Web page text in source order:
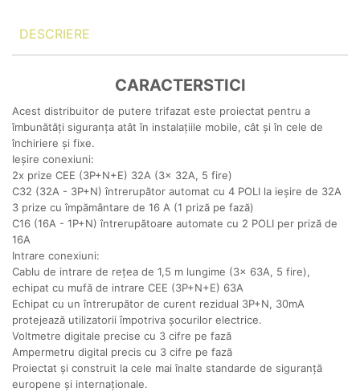
DESCRIERE
CARACTERSTICI
Acest distribuitor de putere trifazat este proiectat pentru a
îmbunătăți siguranța atât în ​​instalațiile mobile, cât și în cele de
închiriere și fixe.
Ieșire conexiuni:
2x prize CEE (3P+N+E) 32A (3x 32A, 5 fire)
C32 (32A - 3P+N) întrerupător automat cu 4 POLI la ieșire de 32A
3 prize cu împământare de 16 A (1 priză pe fază)
C16 (16A - 1P+N) întrerupătoare automate cu 2 POLI per priză de
16A
Intrare conexiuni:
Cablu de intrare de rețea de 1,5 m lungime (3x 63A, 5 fire),
echipat cu mufă de intrare CEE (3P+N+E) 63A
Echipat cu un întrerupător de curent rezidual 3P+N, 30mA
protejează utilizatorii împotriva șocurilor electrice.
Voltmetre digitale precise cu 3 cifre pe fază
Ampermetru digital precis cu 3 cifre pe fază
Proiectat și construit la cele mai înalte standarde de siguranță
europene și internaționale.